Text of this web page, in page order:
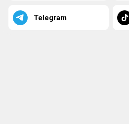
Telegram